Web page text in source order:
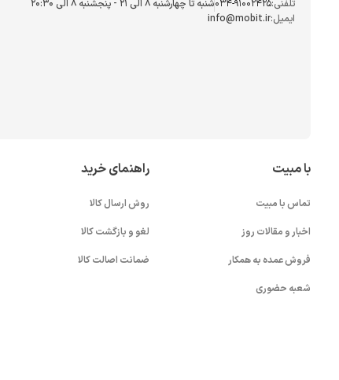
تلفنی:034-91002425شنبه تا چهارشنبه ۸ الی ۲۱ - پنجشنبه 8 الی ۲۰:۳۰
ایمیل:info@mobit.ir
با مبیت
تماس با مبیت
اخبار و مقالات روز
فروش عمده به همکار
شعبه حضوری
راهنمای خرید
روش ارسال کالا
لغو و بازگشت کالا
ضمانت اصالت کالا